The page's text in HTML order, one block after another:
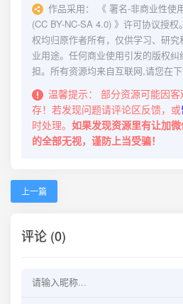
作品采用：
《 署名-非商业性使
(CC BY-NC-SA 4.0) 》许可协议授权
权均归原作者所有，仅供学习、研
业用途。任何商业使用引发的版权
担。所有资源均来自互联网,请您在下
温馨提示：
部分资源可能因
存！若发现问题请评论区反馈，或
时处理。 如果发现资源里有让加
的全部无视，谨防上当受骗！
上一篇
评论 (0)